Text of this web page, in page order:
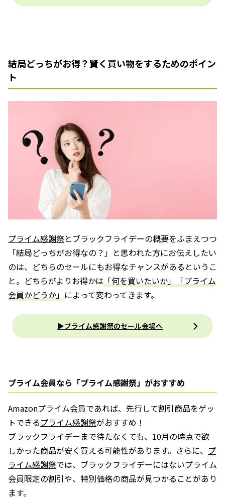
結局どっちがお得？賢く買い物をするためのポイン
ト
プライム感謝祭とブラックフライデーの概要をふまえつつ
「結局どっちがお得なの？」と思われた方にお伝えしたい
のは、どちらのセールにもお得なチャンスがあるというこ
と。どちらがよりお得かは「何を買いたいか」「プライム
会員かどうか」によって変わってきます。
▶プライム感謝祭のセール会場へ
プライム会員なら「プライム感謝祭」がおすすめ
Amazonプライム会員であれば、先行して割引商品をゲッ
トできるプライム感謝祭がおすすめ！
ブラックフライデーまで待たなくても、10月の時点で欲
しかった商品が安く買える可能性があります。さらに、 プ
ライム感謝祭では、ブラックフライデーにはないプライム
会員限定の割引や、特別価格の商品が見つかることがあり
ます。